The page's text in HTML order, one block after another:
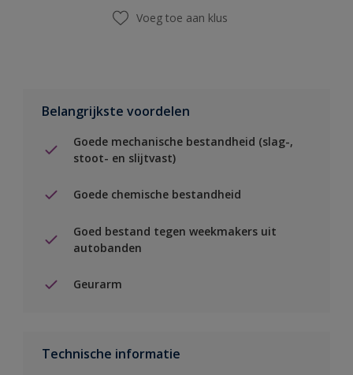
Voeg toe aan klus
Belangrijkste voordelen
Goede mechanische bestandheid (slag-,
stoot- en slijtvast)
Goede chemische bestandheid
Goed bestand tegen weekmakers uit
autobanden
Geurarm
Technische informatie